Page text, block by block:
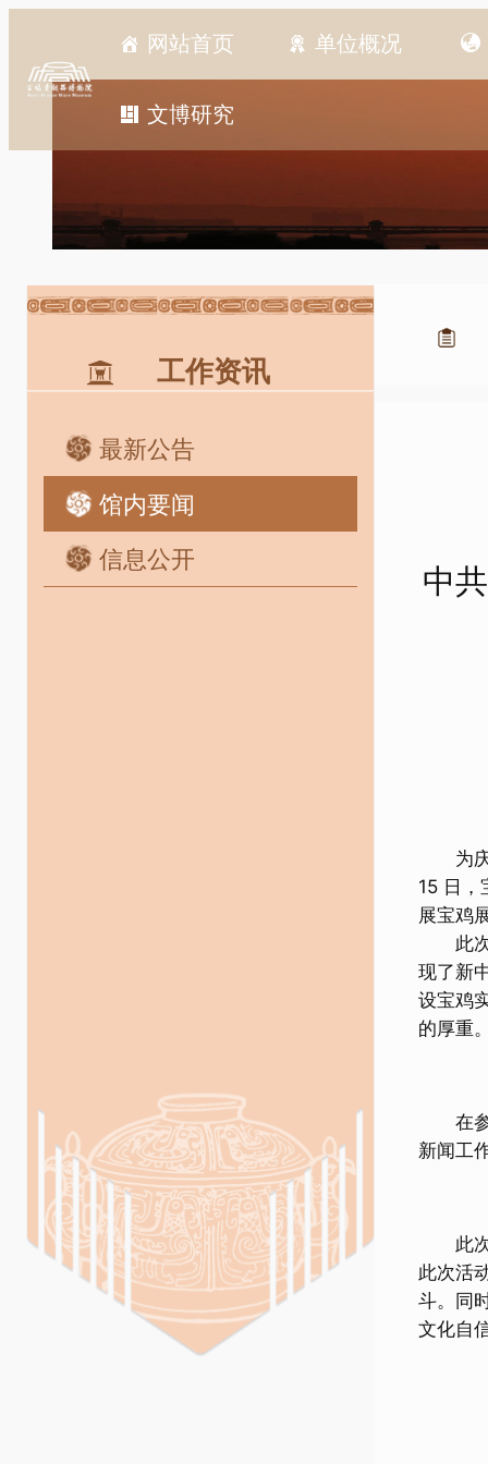
网站首页 单位概况
文博研究
工作资讯
最新公告
馆内要闻
信息公开
中
为庆
15 日，
展宝鸡
此次
现了新
设宝鸡
的厚重。
在参
新闻工
此次
此次活
斗。同
文化自